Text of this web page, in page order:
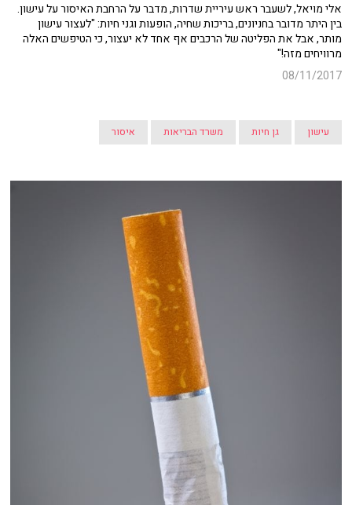
אלי מויאל, לשעבר ראש עיריית שדרות, מדבר על הרחבת האיסור על עישון.
בין היתר מדובר בחניונים, בריכות שחיה, הופעות וגני חיות: "לעצור עישון
מותר, אבל את הפליטה של הרכבים אף אחד לא יעצור, כי הטיפשים האלה
מרוויחים מזה!"
08/11/2017
עישון גן חיות משרד הבריאות איסור